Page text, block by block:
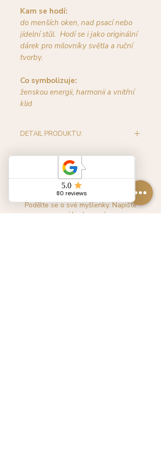
Kam se hodí:
do menších oken, nad psací nebo
jídelní stůl. Hodí se i jako originální
dárek pro milovníky světla a ruční
tvorby.
Co symbolizuje:
ženskou energii, harmonii a vnitřní
klid
DETAIL PRODUKTU:
pozlacené kruhy o průměru 8 a 5
Feng Shui křišťál o průměru 22 mm
broušené korálky ze skla
mix bižuterních komponentů
pozlacený drát
Zatím žádné hodnocení
Podělte se o své myšlenky. Napište
první hodnocení.